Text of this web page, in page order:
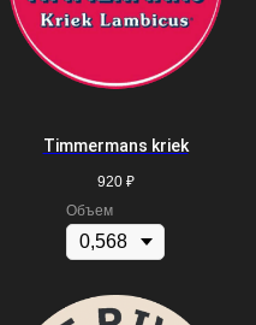
Timmermans kriek
920 ₽
Объем